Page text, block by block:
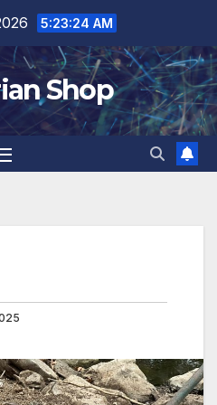
5:23:24 AM
Shop